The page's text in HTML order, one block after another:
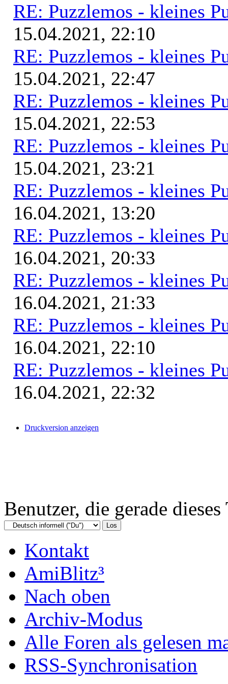
RE: Puzzlemos - kleines
15.04.2021, 22:10
RE: Puzzlemos - kleines
15.04.2021, 22:47
RE: Puzzlemos - kleines
15.04.2021, 22:53
RE: Puzzlemos - kleines
15.04.2021, 23:21
RE: Puzzlemos - kleines
16.04.2021, 13:20
RE: Puzzlemos - kleines
16.04.2021, 20:33
RE: Puzzlemos - kleines
16.04.2021, 21:33
RE: Puzzlemos - kleines
16.04.2021, 22:10
RE: Puzzlemos - kleines
16.04.2021, 22:32
Druckversion anzeigen
Benutzer, die gerade
Kontakt
AmiBlitz³
Nach oben
Archiv-Modus
Alle Foren als gelesen
RSS-Synchronisation